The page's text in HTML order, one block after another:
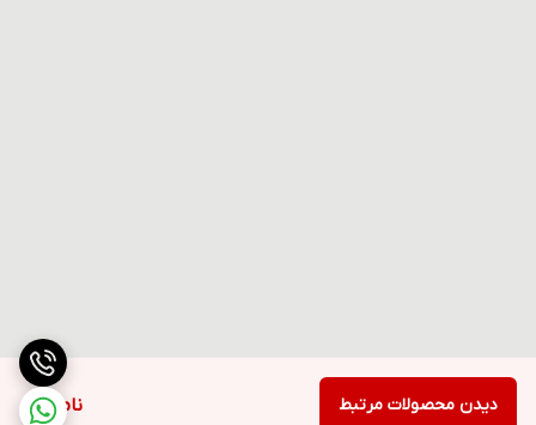
ناموجود دیدن محصولات مرتبط